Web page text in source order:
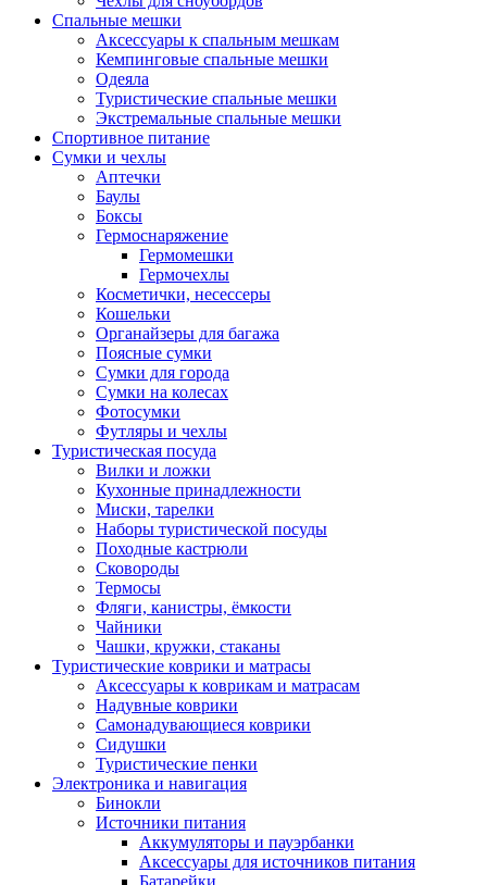
Спальные мешки
Аксессуары к спальным мешкам
Кемпинговые спальные мешки
Одеяла
Туристические спальные мешки
Экстремальные спальные мешки
Спортивное питание
Сумки и чехлы
Аптечки
Баулы
Боксы
Гермоснаряжение
Гермомешки
Гермочехлы
Косметички, несессеры
Кошельки
Органайзеры для багажа
Поясные сумки
Сумки для города
Сумки на колесах
Фотосумки
Футляры и чехлы
Туристическая посуда
Вилки и ложки
Кухонные принадлежности
Миски, тарелки
Наборы туристической посуды
Походные кастрюли
Сковороды
Термосы
Фляги, канистры, ёмкости
Чайники
Чашки, кружки, стаканы
Туристические коврики и матрасы
Аксессуары к коврикам и матрасам
Надувные коврики
Самонадувающиеся коврики
Сидушки
Туристические пенки
Электроника и навигация
Бинокли
Источники питания
Аккумуляторы и пауэрбанки
Аксессуары для источников питания
Батарейки